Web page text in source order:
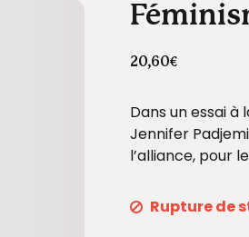
20,60€
Dans un essai
Jennifer
l’alliance, pour
Rupture de